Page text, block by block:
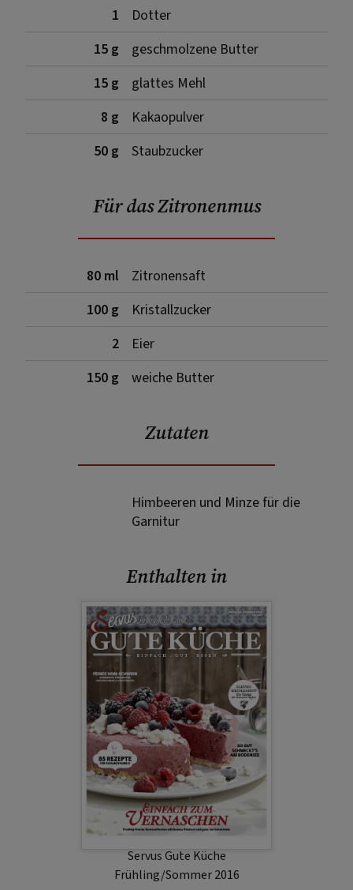
1
Dotter
15 g
geschmolzene Butter
15 g
glattes Mehl
8 g
Kakaopulver
50 g
Staubzucker
Für das Zitronenmus
80 ml
Zitronensaft
100 g
Kristallzucker
2
Eier
150 g
weiche Butter
Zutaten
Himbeeren und Minze für die
Garnitur
Enthalten in
Servus Gute Küche
Frühling/Sommer 2016